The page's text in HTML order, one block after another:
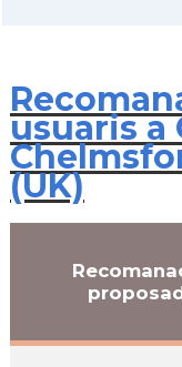
usuaris a
(UK)